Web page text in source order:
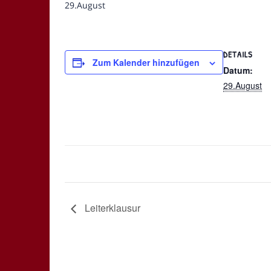
29.August
Zum Kalender hinzufügen
DETAILS
Datum:
29.August
Leiterklausur